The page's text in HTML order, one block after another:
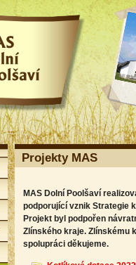
Projekty MAS
MAS Dolní Poolšaví
podporující vznik Strategie
Projekt byl podpořen
Zlínského kraje. Zlínskému
spolupráci děkujeme.